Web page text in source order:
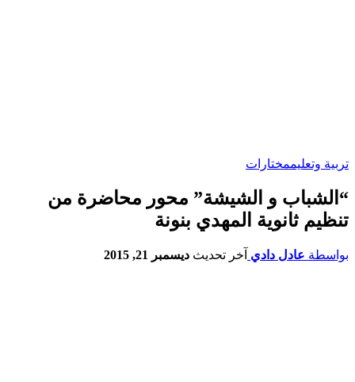
تربية وتعليممختارات
“الشباب و الشيشة” محور محاضرة من
تنظيم ثانوية المهدي بنونة
بواسطة عادل دادي آخر تحديث ديسمبر 21, 2015